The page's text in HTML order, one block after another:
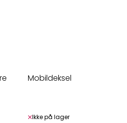
Mobildeksel
Ikke på lager